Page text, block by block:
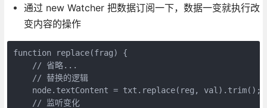
通过 new Watcher 把数据订阅一下，数据一变就执行改
变内容的操作
function replace(frag) {
    // 省略...
    // 替换的逻辑
    node.textContent = txt.replace(reg, val).trim();
    // 监听变化